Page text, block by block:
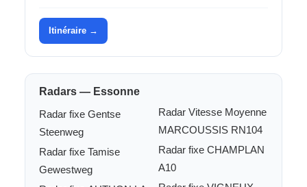
Itinéraire →
Radars — Essonne
Radar fixe Gentse
Steenweg
Radar fixe Tamise
Gewestweg
Radar Vitesse Moyenne
MARCOUSSIS RN104
Radar fixe CHAMPLAN
A10